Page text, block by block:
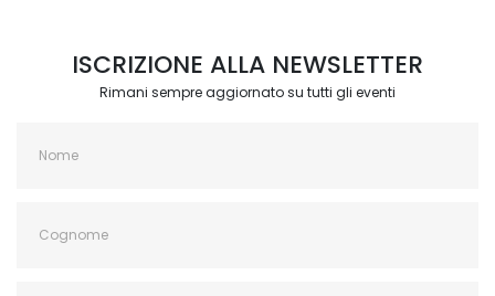
ISCRIZIONE ALLA NEWSLETTER
Rimani sempre aggiornato su tutti gli eventi